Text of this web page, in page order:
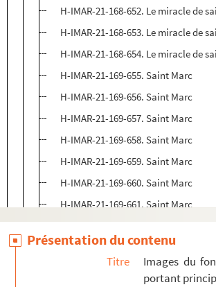
H-IMAR-21-168-652. Le miracle de
H-IMAR-21-168-653. Le miracle de
H-IMAR-21-168-654. Le miracle de
H-IMAR-21-169-655. Saint Marc
H-IMAR-21-169-656. Saint Marc
H-IMAR-21-169-657. Saint Marc
H-IMAR-21-169-658. Saint Marc
H-IMAR-21-169-659. Saint Marc
H-IMAR-21-169-660. Saint Marc
H-IMAR-21-169-661. Saint Marc
H-IMAR-21-169-662. Saint Marc
H-IMAR-21-170-663. Saint Marcus
H-IMAR-21-171-664. Saint Marcus,
Présentation du contenu
Titre
Images du
portant